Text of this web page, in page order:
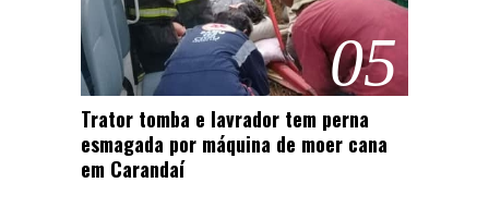
05
Trator tomba e lavrador tem perna
esmagada por máquina de moer cana
em Carandaí